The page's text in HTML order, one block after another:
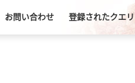
お問い合わせ 登録されたクエリ